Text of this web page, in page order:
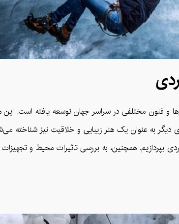
و فنون مختلفی در سراسر جهان توسعه یافته است.
به عنوان یک هنر زیبایی و خلاقیت نیز شناخته
همچنین، به بررسی تاثیرات محیط و تجهیزات